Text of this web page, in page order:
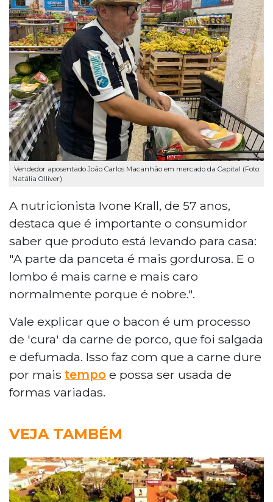
Vendedor aposentado João Carlos Macanhão em mercado da Capital (Foto:
Natália Olliver)
A nutricionista Ivone Krall, de 57 anos,
destaca que é importante o consumidor
saber que produto está levando para casa:
"A parte da panceta é mais gordurosa. E o
lombo é mais carne e mais caro
normalmente porque é nobre.".
Vale explicar que o bacon é um processo
de 'cura' da carne de porco, que foi salgada
e defumada. Isso faz com que a carne dure
por mais tempo e possa ser usada de
formas variadas.
VEJA TAMBÉM